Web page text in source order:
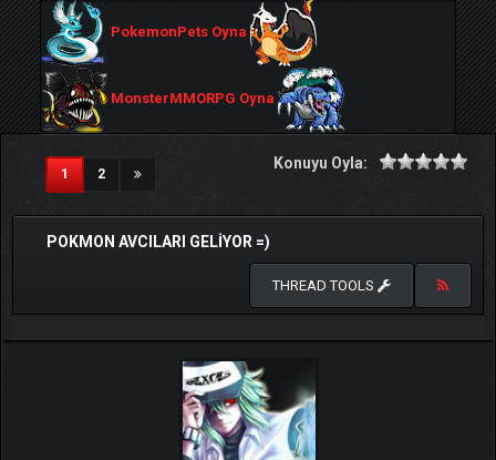
PokemonPets Oyna
MonsterMMORPG Oyna
1(current)
2
Konuyu Oyla:
POKMON AVCILARI GELIYOR =)
THREAD TOOLS